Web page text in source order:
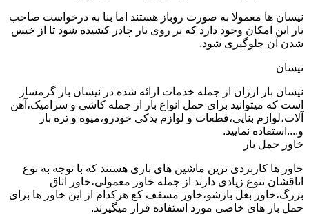
نیسان ها معمولا به صورت روباز هستند اما بنا به درخواست صاحب
بار این امکان وجود دارد که بر روی بار چادر کشیده شود تا از خیس
شدن آن جلوگیری شود.
نیسان
نیسان بار ارزان از جمله خدمات ارائه شده در نیسان بار گرمسار
است که میتوانید برای حمل انواع بار از جمله کاشی و سرامیک،آهن
آلات،لوازم بنایی،قطعات و لوازم یدکی خودرو،میوه و تره بار
و....استفاده نمایید.
خاور حمل بار
خاور ها کاربردی ترین ماشین های باری هستند که با توجه به نوع
اتاقشان تنوع زیادی دارند از جمله خاور معمولی،خاور اتاق
بزرگ،خاور بغل بازشو،خاور مسقف کع هرکدام از این خاور ها برای
حمل بار های خاصی مورد استفاده قرار میگیرند.